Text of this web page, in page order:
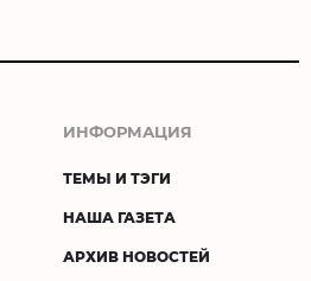
ИНФОРМАЦИЯ
ТЕМЫ И ТЭГИ
НАША ГАЗЕТА
АРХИВ НОВОСТЕЙ